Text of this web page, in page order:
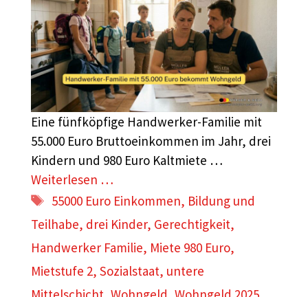
Eine fünfköpfige Handwerker-Familie mit
55.000 Euro Bruttoeinkommen im Jahr, drei
Kindern und 980 Euro Kaltmiete …
Weiterlesen …
Schlagwörter
55000 Euro Einkommen, Bildung und
Teilhabe, drei Kinder, Gerechtigkeit,
Handwerker Familie, Miete 980 Euro,
Mietstufe 2, Sozialstaat, untere